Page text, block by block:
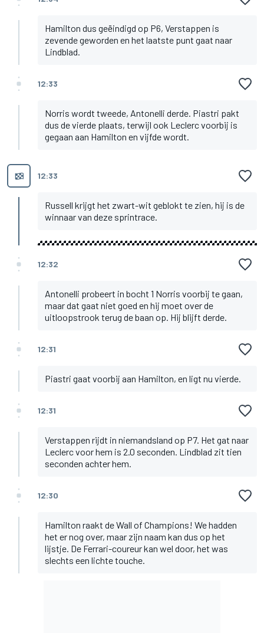
Hamilton dus geëindigd op P6, Verstappen is
zevende geworden en het laatste punt gaat naar
Lindblad.
12:33
Norris wordt tweede, Antonelli derde. Piastri pakt
dus de vierde plaats, terwijl ook Leclerc voorbij is
gegaan aan Hamilton en vijfde wordt.
12:33
Russell krijgt het zwart-wit geblokt te zien, hij is de
winnaar van deze sprintrace.
12:32
Antonelli probeert in bocht 1 Norris voorbij te gaan,
maar dat gaat niet goed en hij moet over de
uitloopstrook terug de baan op. Hij blijft derde.
12:31
Piastri gaat voorbij aan Hamilton, en ligt nu vierde.
12:31
Verstappen rijdt in niemandsland op P7. Het gat naar
Leclerc voor hem is 2.0 seconden. Lindblad zit tien
seconden achter hem.
12:30
Hamilton raakt de Wall of Champions! We hadden
het er nog over, maar zijn naam kan dus op het
lijstje. De Ferrari-coureur kan wel door, het was
slechts een lichte touche.